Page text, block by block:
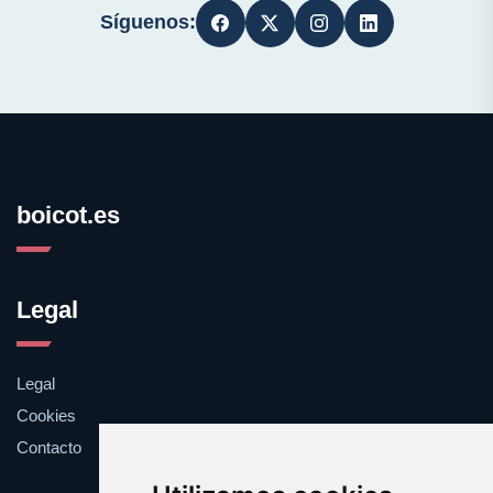
Síguenos:
boicot.es
Legal
Legal
Cookies
Contacto